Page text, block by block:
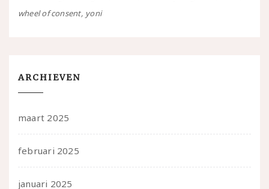
wheel of consent yoni
ARCHIEVEN
maart 2025
februari 2025
januari 2025